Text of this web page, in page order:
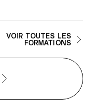
VOIR TOUTES LES
FORMATIONS